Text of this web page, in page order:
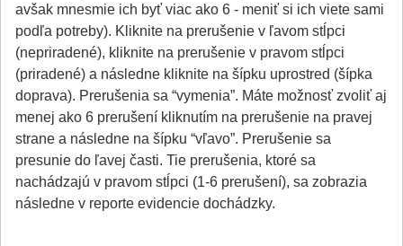
avšak mnesmie ich byť viac ako 6 - meniť si ich viete sami
podľa potreby). Kliknite na prerušenie v ľavom stĺpci
(nepriradené), kliknite na prerušenie v pravom stĺpci
(priradené) a následne kliknite na šípku uprostred (šípka
doprava). Prerušenia sa “vymenia”. Máte možnosť zvoliť aj
menej ako 6 prerušení kliknutím na prerušenie na pravej
strane a následne na šípku “vľavo”. Prerušenie sa
presunie do ľavej časti. Tie prerušenia, ktoré sa
nachádzajú v pravom stĺpci (1-6 prerušení), sa zobrazia
následne v reporte evidencie dochádzky.